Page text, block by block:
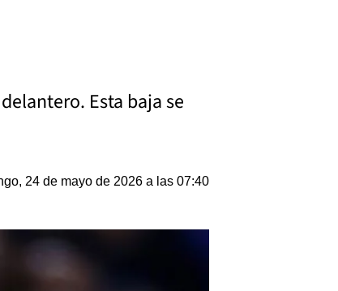
Esta baja se
24 de mayo de 2026 a las 07:40